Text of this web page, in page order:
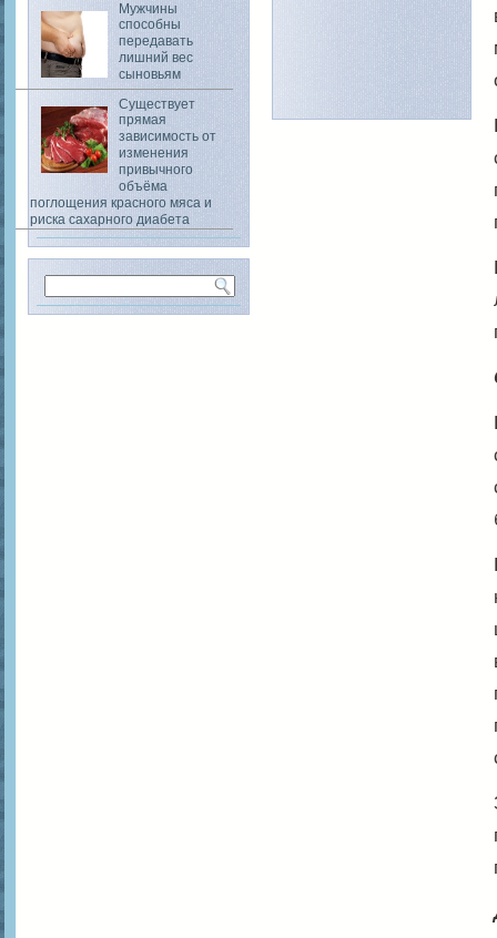
Мужчины
способны
передавать
лишний вес
сыновьям
Существует
прямая
зависимость от
изменения
привычного
объёма
поглощения красного мяса и
риска сахарного диабета